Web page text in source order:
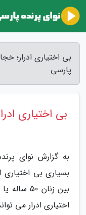
بی اختیاری ادرار؛
پارسی
بی اختیاری
به گزارش نوای
بسیاری بی اختیاری
بین زنان
اختیاری ادرار می